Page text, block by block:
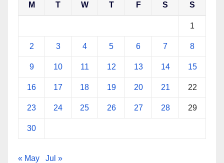
M T W T F S S
1
2 3 4 5 6 7 8
9 10 11 12 13 14 15
16 17 18 19 20 21 22
23 24 25 26 27 28 29
30
« May Jul »